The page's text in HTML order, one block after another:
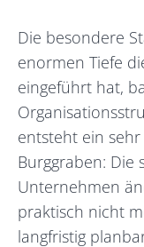
Die besondere
enormen Tiefe
eingeführt hat,
entsteht ein
Burggraben: Die
Unternehmen
praktisch nicht
langfristig